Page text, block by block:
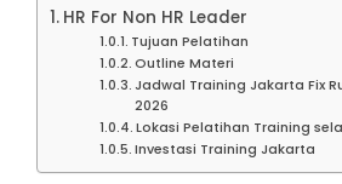
HR For Non HR Leader
Tujuan Pelatihan
Outline Materi
Jadwal Training Jakarta Fix
2026
Lokasi Pelatihan Training
Investasi Training Jakarta